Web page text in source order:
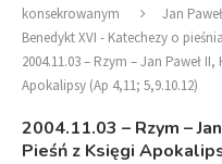
konsekrowanym
Jan
Benedykt XVI - Katechezy o
2004.11.03 – Rzym – Jan Paweł
Apokalipsy (Ap 4,11; 5,9.10.12)
2004.11.03 – Rzym –
Pieśń z Księgi